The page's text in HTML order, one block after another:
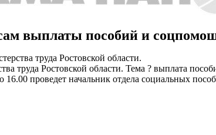
выплаты пособий и
труда Ростовской области.
труда Ростовской области. Тема ? выплата
проведет начальник отдела социальных